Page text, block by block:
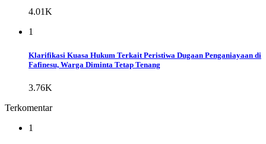
4.01K
1
Klarifikasi Kuasa Hukum Terkait Peristiwa Dugaan Penganiayaan di
Fafinesu, Warga Diminta Tetap Tenang
3.76K
Terkomentar
1